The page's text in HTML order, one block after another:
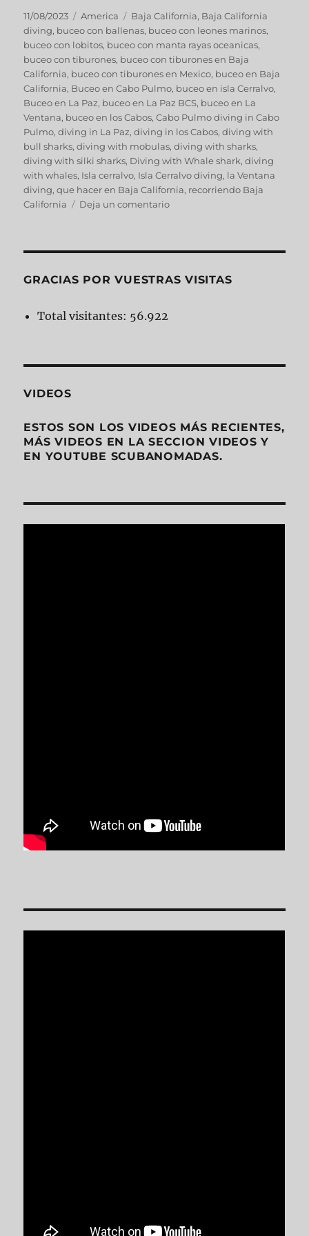
11/08/2023 America Baja California, Baja California
diving, buceo con ballenas, buceo con leones marinos,
buceo con lobitos, buceo con manta rayas oceanicas,
buceo con tiburones, buceo con tiburones en Baja
California, buceo con tiburones en Mexico, buceo en Baja
California, Buceo en Cabo Pulmo, buceo en isla Cerralvo,
Buceo en La Paz, buceo en La Paz BCS, buceo en La
Ventana, buceo en los Cabos,Cabo Pulmo diving in Cabo
Pulmo,diving in La Paz,diving in los Cabos,diving with
bull sharks,diving with mobulas,diving with sharks,
diving with silki sharks, Diving with Whale shark,diving
with whales, Isla cerralvo, Isla Cerralvo diving, la Ventana
diving,que hacer en Baja California, recorriendo Baja
California
Deja un comentario
GRACIAS POR VUESTRAS VISITAS
Total visitantes: 56.922
VIDEOS
ESTOS SON LOS VIDEOS MÁS RECIENTES,
MÁS VIDEOS EN LA SECCION VIDEOS Y
EN YOUTUBE SCUBANOMADAS.